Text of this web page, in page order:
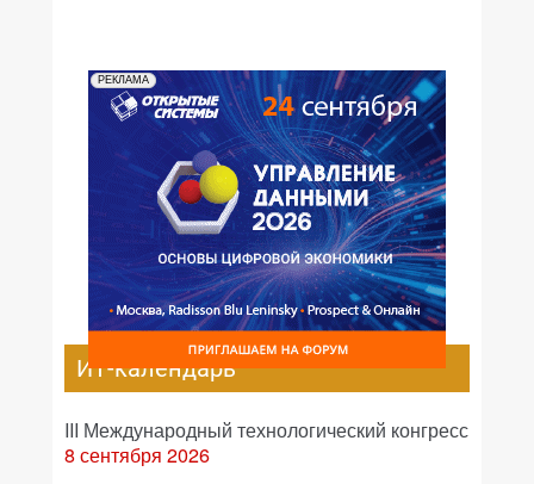
РЕКЛАМА
ИТ-календарь
III Международный технологический конгресс
8 сентября 2026